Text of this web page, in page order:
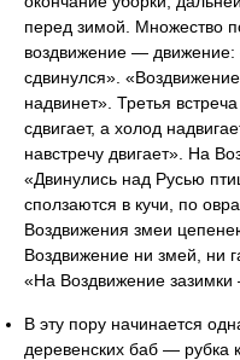
перед зимой. Множество
воздвижение —
сдвинулся».
надвинет». Третья
сдвигает, а холод
навстречу двигает». На
«Двинулись над Русью
сползаются в кучи, по
Воздвижения змеи
Воздвижение ни змей, ни
«На Воздвижение
В эту пору начинается
деревенских баб — рубка